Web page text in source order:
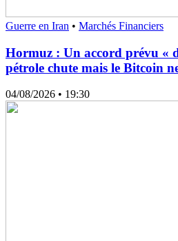
Guerre en Iran • Marchés Financiers
Hormuz : Un accord prévu «
pétrole chute mais le Bitcoin
04/08/2026 • 19:30